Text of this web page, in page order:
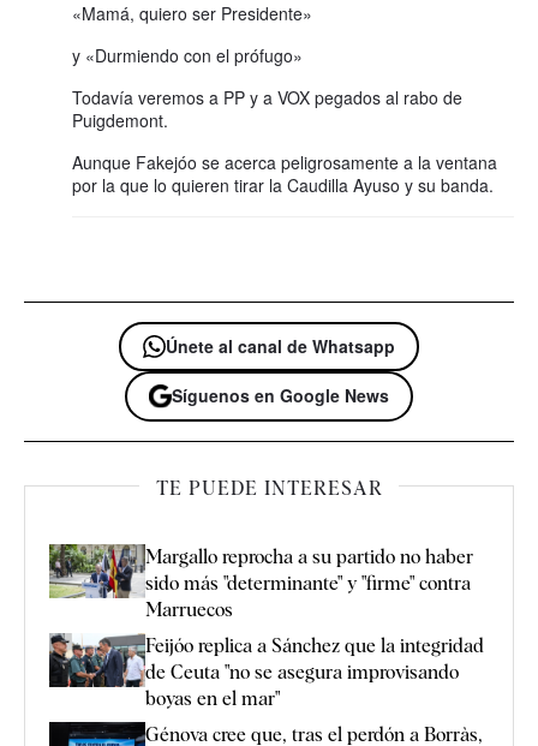
«Mamá, quiero ser Presidente»
y «Durmiendo con el prófugo»
Todavía veremos a PP y a VOX pegados al rabo de
Puigdemont.
Aunque Fakejóo se acerca peligrosamente a la ventana
por la que lo quieren tirar la Caudilla Ayuso y su banda.
Únete al canal de Whatsapp
Síguenos en Google News
TE PUEDE INTERESAR
Margallo reprocha a su partido no haber
sido más "determinante" y "firme" contra
Marruecos
Feijóo replica a Sánchez que la integridad
de Ceuta "no se asegura improvisando
boyas en el mar"
Génova cree que, tras el perdón a Borràs,